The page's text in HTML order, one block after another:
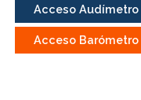
Acceso Audímetro
Acceso Barómetro